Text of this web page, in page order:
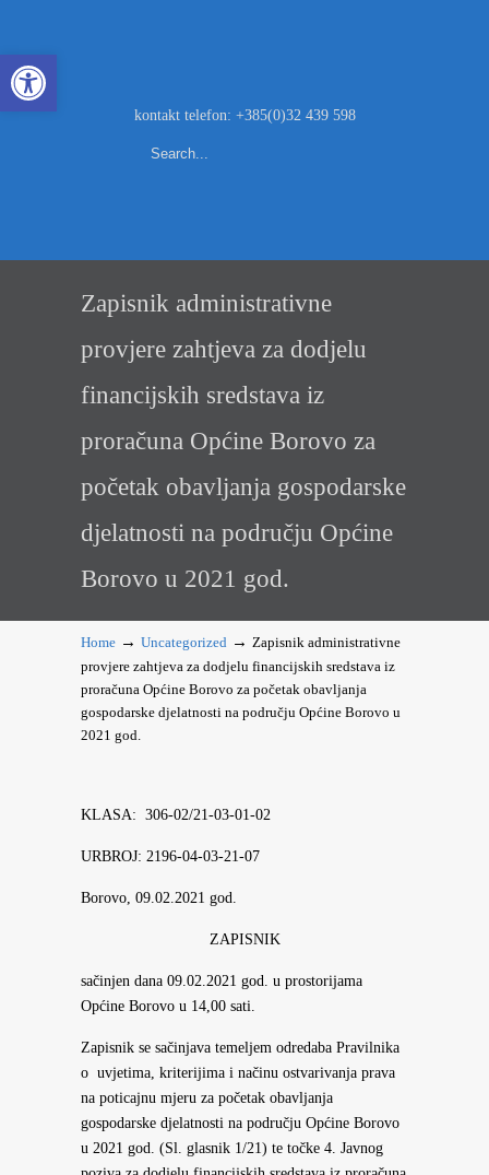
Open toolbar
kontakt telefon: +385(0)32 439 598
Zapisnik administrativne
provjere zahtjeva za dodjelu
financijskih sredstava iz
proračuna Općine Borovo za
početak obavljanja gospodarske
djelatnosti na području Općine
Borovo u 2021 god.
Home → Uncategorized → Zapisnik administrativne
provjere zahtjeva za dodjelu financijskih sredstava iz
proračuna Općine Borovo za početak obavljanja
gospodarske djelatnosti na području Općine Borovo u
2021 god.
KLASA: 306-02/21-03-01-02
URBROJ: 2196-04-03-21-07
Borovo, 09.02.2021 god.
ZAPISNIK
sačinjen dana 09.02.2021 god. u prostorijama
Općine Borovo u 14,00 sati.
Zapisnik se sačinjava temeljem odredaba Pravilnika
o uvjetima, kriterijima i načinu ostvarivanja prava
na poticajnu mjeru za početak obavljanja
gospodarske djelatnosti na području Općine Borovo
u 2021 god. (Sl. glasnik 1/21) te točke 4. Javnog